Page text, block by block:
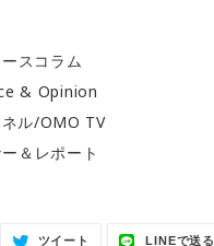
スコラム
& Opinion
ル/OMO TV
＆レポート
ツイート
Twitter
LINEで送る